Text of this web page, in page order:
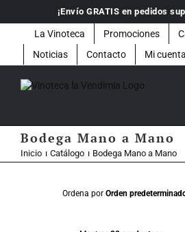
contenido
¡Envío GRATIS en pedidos
La Vinoteca Promociones
Noticias
Contacto Mi cuenta
Bodega Mano a Mano
Inicio Catálogo Bodega Mano a Mano
Ordena por Orden